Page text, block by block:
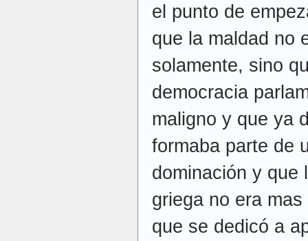
el punto de
que la maldad no
solamente, sino
democracia
maligno y que ya
formaba parte de
dominación y que
griega no era
que se dedicó a